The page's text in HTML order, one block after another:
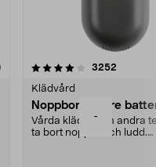
-
3252
Klädvård
Noppborttagare
Vårda kläder och andra
ta bort noppor och ludd.
4.5av 5 stjärnor